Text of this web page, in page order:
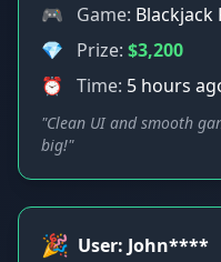
🎮
Game: Blackjack
💎
Prize: $3,200
⏰
Time: 5 hours
"Clean UI and smooth
big!"
🎉 User: John****